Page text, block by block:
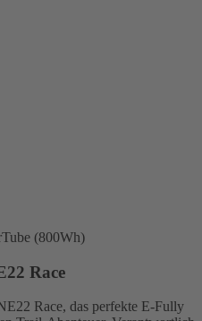
(800Wh)
Race
Race, das perfekte E-Fully